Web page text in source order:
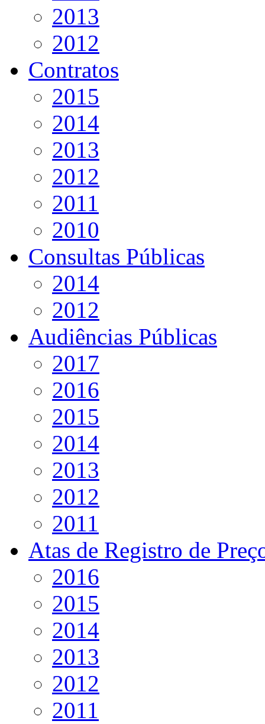
2013
2012
Contratos
2015
2014
2013
2012
2011
2010
Consultas Públicas
2014
2012
Audiências Públicas
2017
2016
2015
2014
2013
2012
2011
Atas de Registro de
2016
2015
2014
2013
2012
2011